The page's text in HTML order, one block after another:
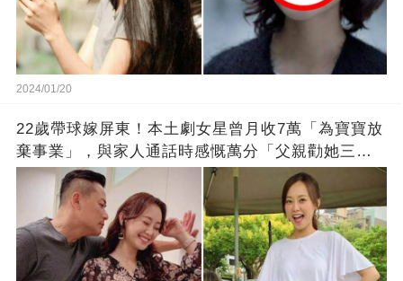
2024/01/20
22歲帶球嫁屏東！本土劇女星曾月收7萬「為寶寶放
棄事業」，與家人通話時感慨萬分「父親勸她三
思」：只有過一次眼淚